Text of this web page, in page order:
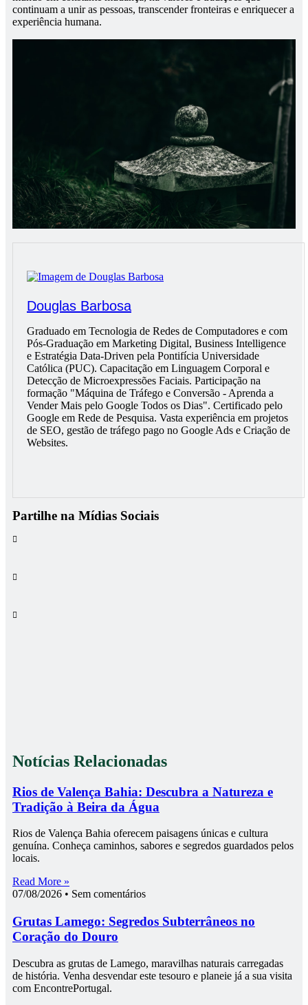
continuam a unir as pessoas, transcender fronteiras e enriquecer a
experiência humana.
Douglas Barbosa
Graduado em Tecnologia de Redes de Computadores e com
Pós-Graduação em Marketing Digital, Business Intelligence
e Estratégia Data-Driven pela Pontifícia Universidade
Católica (PUC). Capacitação em Linguagem Corporal e
Detecção de Microexpressões Faciais. Participação na
formação "Máquina de Tráfego e Conversão - Aprenda a
Vender Mais pelo Google Todos os Dias". Certificado pelo
Google em Rede de Pesquisa. Vasta experiência em projetos
de SEO, gestão de tráfego pago no Google Ads e Criação de
Websites.
Partilhe na Mídias Sociais
Notícias Relacionadas
Rios de Valença Bahia: Descubra a Natureza e
Tradição à Beira da Água
Rios de Valença Bahia oferecem paisagens únicas e cultura
genuína. Conheça caminhos, sabores e segredos guardados pelos
locais.
Read More »
07/08/2026
Sem comentários
Grutas Lamego: Segredos Subterrâneos no
Coração do Douro
Descubra as grutas de Lamego, maravilhas naturais carregadas
de história. Venha desvendar este tesouro e planeie já a sua visita
com EncontrePortugal.